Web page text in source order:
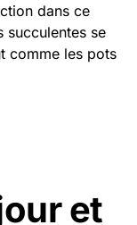
dans ce
succulentes se
comme les pots
et